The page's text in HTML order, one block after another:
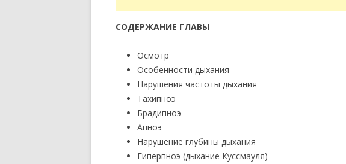
СОДЕРЖАНИЕ ГЛАВЫ
Осмотр
Особенности дыхания
Нарушения частоты дыхания
Тахипноэ
Брадипноэ
Апноэ
Нарушение глубины дыхания
Гиперпноэ (дыхание Куссмауля)